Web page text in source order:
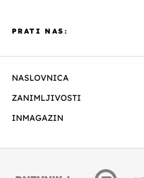
NASLOVNICA
ZANIMLJIVOSTI
INMAGAZIN
PRATI NAS: